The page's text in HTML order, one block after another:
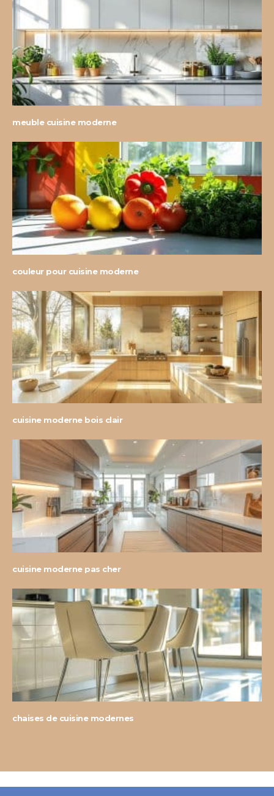
meuble cuisine moderne
couleur pour cuisine moderne
cuisine moderne bois clair
cuisine moderne pas cher
chaises de cuisine modernes